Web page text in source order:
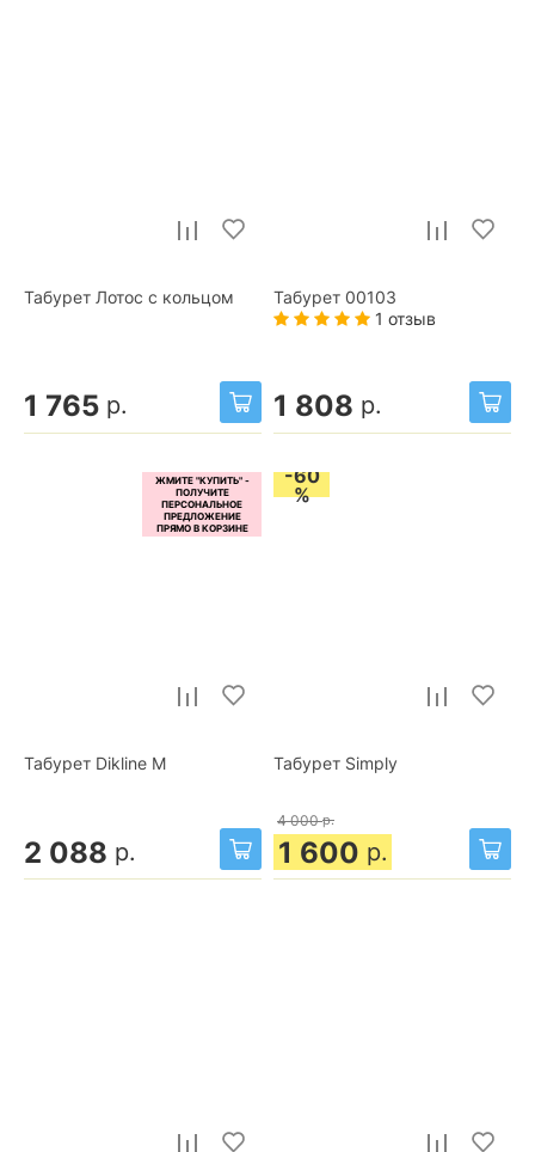
Табурет Лотос с кольцом
1 765 р.
Табурет 00103
1 отзыв
1 808 р.
Табурет Dikline М
2 088 р.
-60
%
Табурет Simply
4 000 р.
1 600 р.